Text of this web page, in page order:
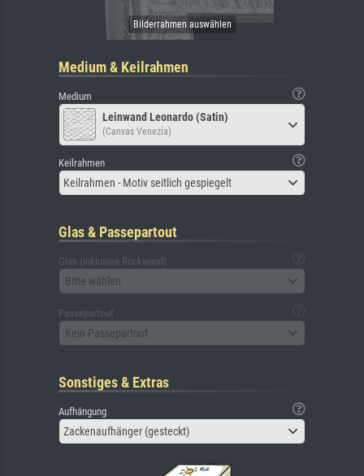
Medium & Keilrahmen
Medium
Leinwand Leonardo (Satin)
(Canvas Venezia)
Keilrahmen
Keilrahmen - Motiv seitlich gespiegelt
Glas & Passepartout
Glas (inklusive Rückwand)
Bitte wählen
Passepartout
Kein Passepartout
Sonstiges & Extras
Aufhängung
Zackenaufhänger (gesteckt)